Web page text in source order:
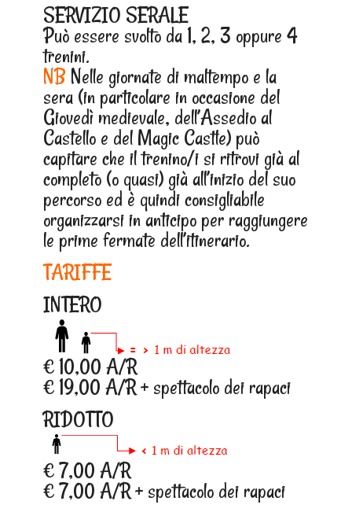
SERVIZIO SERALE
Può essere svolto da 1, 2, 3 oppure 4
trenini.
NB Nelle giornate di maltempo e la
sera (in particolare in occasione del
Giovedì medievale, dell’Assedio al
Castello e del Magic Castle) può
capitare che il trenino/i si ritrovi già al
completo (o quasi) già all’inizio del suo
percorso ed è quindi consigliabile
organizzarsi in anticipo per raggiungere
le prime fermate dell’itinerario.
TARIFFE
INTERO
€ 10,00 A/R
€ 19,00 A/R + spettacolo dei rapaci
RIDOTTO
€ 7,00 A/R
€ 7,00 A/R + spettacolo dei rapaci